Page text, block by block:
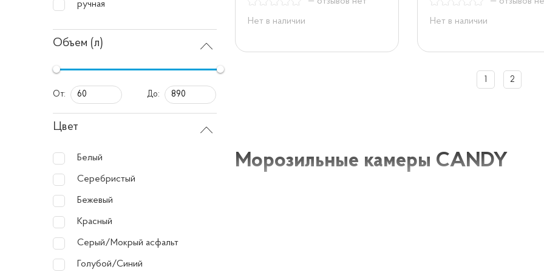
ручная
Объем (л)
От: До:
Цвет
Белый
Серебристый
Бежевый
Красный
Серый/Мокрый асфальт
Голубой/Синий
Нет в наличии Нет в наличии
2
Морозильные камеры CANDY
Морозильные камеры CANDY – это идеальное решение для